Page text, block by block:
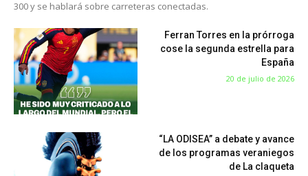
300 y se hablará sobre carreteras conectadas.
Ferran Torres en la prórroga
cose la segunda estrella para
España
20 de julio de 2026
“LA ODISEA” a debate y avance
de los programas veraniegos
de La claqueta